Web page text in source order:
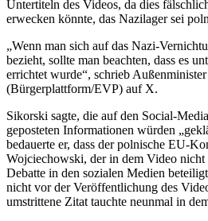
Untertiteln des Videos, da dies
erwecken könnte, das Nazilager sei
„Wenn man sich auf das Nazi-
bezieht, sollte man beachten, dass es
errichtet wurde“, schrieb
(Bürgerplattform/EVP) auf X.
Sikorski sagte, die auf den Social-
geposteten Informationen würden
bedauerte er, dass der polnische EU-
Wojciechowski, der in dem Video nicht
Debatte in den sozialen Medien
nicht vor der Veröffentlichung des
umstrittene Zitat tauchte neunmal in